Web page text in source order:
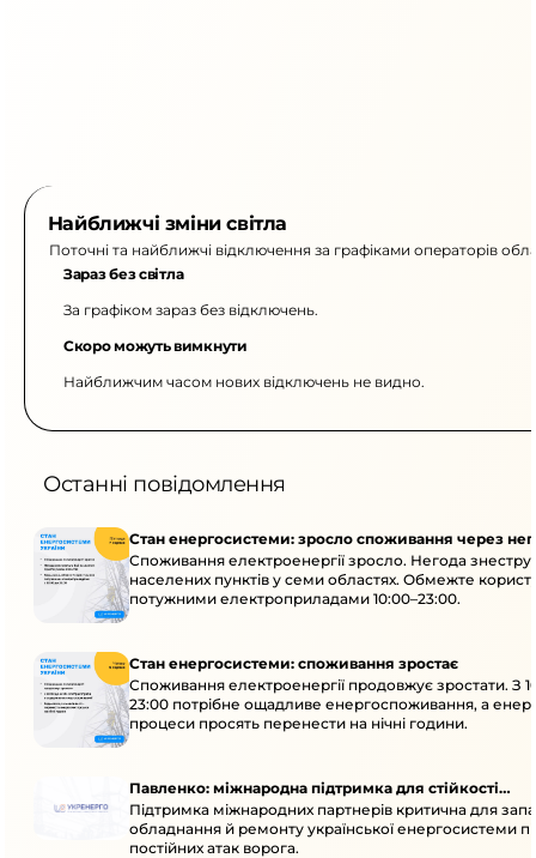
Найближчі зміни світла
Поточні та найближчі відключення за графіками операторів
Зараз без світла
За графіком зараз без відключень.
Скоро можуть вимкнути
Найближчим часом нових відключень не видно.
Останні повідомлення
Стан енергосистеми: зросло споживання через
Споживання електроенергії зросло. Негода
населених пунктів у семи областях. Обмежте
потужними електроприладами 10:00–23:00.
Стан енергосистеми: споживання зростає
Споживання електроенергії продовжує зростати. З
23:00 потрібне ощадливе енергоспоживання, а
процеси просять перенести на нічні години.
Павленко: міжнародна підтримка для стійкості
енергосистеми
Підтримка міжнародних партнерів критична для
обладнання й ремонту української енергосистеми
постійних атак ворога.